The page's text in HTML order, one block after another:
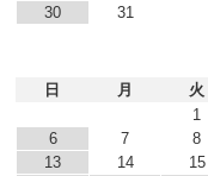
30
31
日
月 火
1
6
7 8
13
14 15